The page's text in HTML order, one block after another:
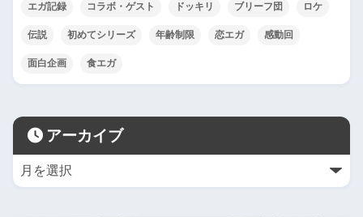
エガ記録 コラボ・ゲスト ドッキリ ブリーフ団 ロケ
伝説 初めてシリーズ 年齢制限 恋エガ 感動回
面白企画 食エガ
アーカイブ